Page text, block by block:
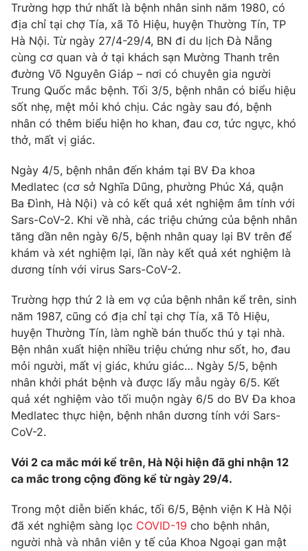
Tin tức
Thế giới đó đây
Câu chuyện quốc tế
Kinh tế
Tài chính
Thị trường
Góc doanh nghiệp
Dữ liệu và đời sống
Truyền hình
Phim VTV
Hậu trường
Nhân vật
Khán giả
Giải sao mai
Giải trí
Điện ảnh
Âm nhạc
Sao
Đời sống
Du lịch
Làm đẹp
Chất lượng cuộc sống
Giáo dục
Tuyển sinh
Công nghệ
Hitech Công nghệ tương lai
Sản phẩm
Thị trường
Tư vấn
Giao lưu trực tuyến
Lịch phát sóng
Chuyên mục khác
Emagazine Podcast
Photo Infographic
Video Shorts video
VTV Money VTV Thể thao
Trường hợp thứ nhất là bệnh nhân sinh năm 1980, có
địa chỉ tại chợ Tía, xã Tô Hiệu, huyện Thường Tín, TP
Hà Nội. Từ ngày 27/4-29/4, BN đi du lịch Đà Nẵng
cùng cơ quan và ở tại khách sạn Mường Thanh trên
đường Võ Nguyên Giáp – nơi có chuyên gia người
Trung Quốc mắc bệnh. Tối 3/5, bệnh nhân có biểu hiệu
sốt nhẹ, mệt mỏi khó chịu. Các ngày sau đó, bệnh
nhân có thêm biểu hiện ho khan, đau cơ, tức ngực, khó
thở, mất vị giác.
Ngày 4/5, bệnh nhân đến khám tại BV Đa khoa
Medlatec (cơ sở Nghĩa Dũng, phường Phúc Xá, quận
Ba Đình, Hà Nội) và có kết quả xét nghiệm âm tính với
Sars-CoV-2. Khi về nhà, các triệu chứng của bệnh nhân
tăng dần nên ngày 6/5, bệnh nhân quay lại BV trên để
khám và xét nghiệm lại, lần này kết quả xét nghiệm là
dương tính với virus Sars-CoV-2.
Trường hợp thứ 2 là em vợ của bệnh nhân kể trên, sinh
năm 1987, cũng có địa chỉ tại chợ Tía, xã Tô Hiệu,
huyện Thường Tín, làm nghề bán thuốc thú y tại nhà.
Bện nhân xuất hiện nhiều triệu chứng như sốt, ho, đau
mỏi người, mất vị giác, khứu giác… Ngày 5/5, bệnh
nhân khởi phát bệnh và được lấy mẫu ngày 6/5. Kết
quả xét nghiệm vào tối muộn ngày 6/5 do BV Đa khoa
Medlatec thực hiện, bệnh nhân dương tính với Sars-
CoV-2.
Với 2 ca mắc mới kể trên, Hà Nội hiện đã ghi nhận 12
ca mắc trong cộng đồng kể từ ngày 29/4.
Trong một diễn biến khác, tối 6/5, Bệnh viện K Hà Nội
đã xét nghiệm sàng lọc COVID-19 cho bệnh nhân,
người nhà và nhân viên y tế của Khoa Ngoại gan mật